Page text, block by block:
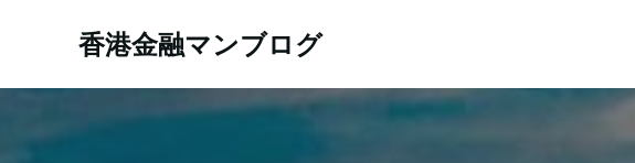
ン
香港金融マンブログ